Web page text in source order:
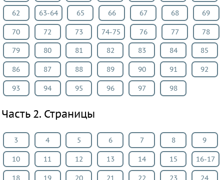
Литература
Обществознание
Мед.
подготовка
Астрономия
Испанский
язык
язык
ВИДЕОРЕШЕНИЯ
62 63-64 65 66 67 68 69
70 72 73 74-75 76 77 78
79 80 81 82 83 84 85
86 87 88 89 90 91 92
93 94 95 96 97 98
Часть 2. Страницы
3 4 5 6 7 8 9
10 11 12 13 14 15 16-17
18 19 20 21 22 23 24